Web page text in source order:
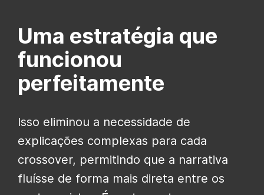
Uma estratégia que
funcionou
perfeitamente
Isso eliminou a necessidade de
explicações complexas para cada
crossover, permitindo que a narrativa
fluísse de forma mais direta entre os